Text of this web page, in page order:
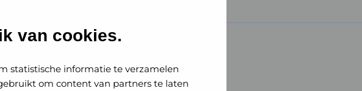
van cookies.
statistische informatie te verzamelen
om content van partners te laten